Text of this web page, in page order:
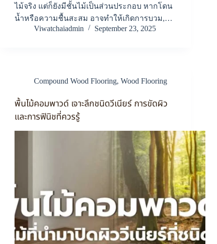
ไม้จริง แต่ก็ยังมีชั้นไม้เป็นส่วนประกอบ หากโดน
น้ำหรือความชื้นสะสม อาจทำให้เกิดการบวม,…
Viwatchaiadmin
September 23, 2025
Compound Wood Flooring, Wood Flooring
พื้นไม้คอมพาวด์ เจาะลึกชนิดวีเนียร์ การขัดผิว
และการฟินิชที่ควรรู้